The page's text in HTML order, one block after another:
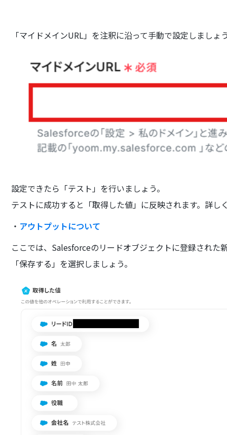
「マイドメインURL」を注釈に沿って手動で設定しましょ
設定できたら「テスト」を行いましょう。
テストに成功すると「取得した値」に反映されます。詳し
・ アウトプットについて
ここでは、Salesforceのリードオブジェクトに登録された
「保存する」を選択しましょう。